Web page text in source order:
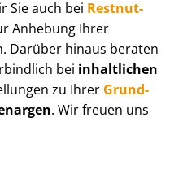
Sie auch bei Rest­nut­
Anhebung Ihrer
Darüber hinaus beraten
bei inhaltlichen
zu Ihrer Grund­
. Wir freuen uns